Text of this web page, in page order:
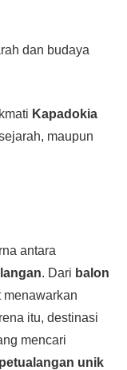
dan budaya
Kapadokia
maupun
antara
. Dari balon
menawarkan
itu, destinasi
mencari
petualangan unik